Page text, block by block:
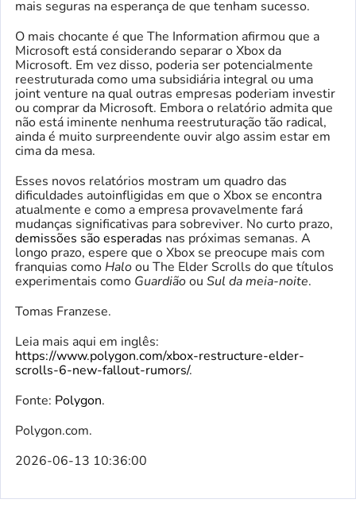
mais seguras na esperança de que tenham sucesso.
O mais chocante é que The Information afirmou que a
Microsoft está considerando separar o Xbox da
Microsoft. Em vez disso, poderia ser potencialmente
reestruturada como uma subsidiária integral ou uma
joint venture na qual outras empresas poderiam investir
ou comprar da Microsoft. Embora o relatório admita que
não está iminente nenhuma reestruturação tão radical,
ainda é muito surpreendente ouvir algo assim estar em
cima da mesa.
Esses novos relatórios mostram um quadro das
dificuldades autoinfligidas em que o Xbox se encontra
atualmente e como a empresa provavelmente fará
mudanças significativas para sobreviver. No curto prazo,
demissões são esperadas nas próximas semanas. A
longo prazo, espere que o Xbox se preocupe mais com
franquias como Haloou The Elder Scrolls do que títulos
experimentais como Guardiãoou Sul da meia-noite.
Tomas Franzese.
Leia mais aqui em inglês:
https://www.polygon.com/xbox-restructure-elder-
scrolls-6-new-fallout-rumors/.
Fonte: Polygon.
Polygon.com.
2026-06-13 10:36:00